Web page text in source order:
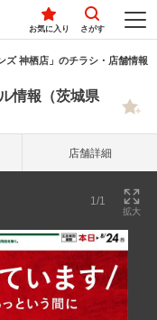
お気に入り さがす
ズ 神栖店」のチラシ・店舗情報
情報（茨城県
店舗詳細
1/1
拡大